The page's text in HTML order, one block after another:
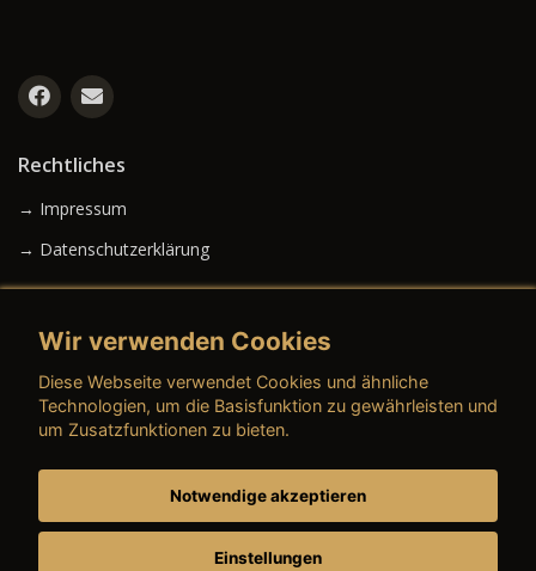
Rechtliches
→ Impressum
→ Datenschutzerklärung
→ AGB (Gebrauchtwagen)
→ AGB (Dienstleistungen)
Wir verwenden Cookies
Diese Webseite verwendet Cookies und ähnliche
Technologien, um die Basisfunktion zu gewährleisten und
um Zusatzfunktionen zu bieten.
Notwendige akzeptieren
Einstellungen